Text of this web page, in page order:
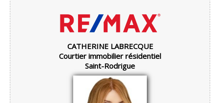
CATHERINE LABRECQUE
Courtier immobilier résidentiel
Saint-Rodrigue